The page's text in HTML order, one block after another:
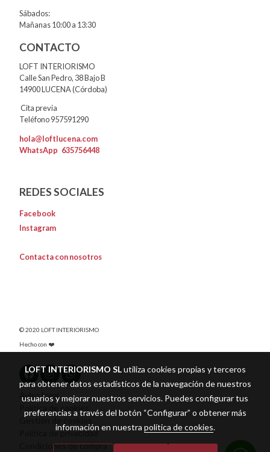
Sábados:
Mañanas 10:00 a 13:30
CONTACTO
LOFT INTERIORISMO
Calle San Pedro, 38 Bajo B
14900 LUCENA (Córdoba)
Cita previa
Teléfono 957591290
hola@loftlucena.com
WhatsApp 635756448
REDES SOCIALES
Facebook
Instagram
Contacta con nosotros
© 2020 LOFT INTERIORISMO
Hecho con ❤️
Aviso legal
Política de cookies
Gestión de cookies
Política de privacidad
Condiciones de compra
LOFT INTERIORISMO SLutiliza cookies propias y terceros
para obtener datos estadísticos de la navegación de nuestros
usuarios y mejorar nuestros servicios. Puedes configurar tus
preferencias a través del botón “Configurar” o obtener más
información en nuestra política de cookies.